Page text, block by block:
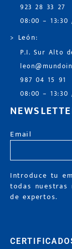
923 28 33 27
08:00 –
> León:
P.I. Sur Alto
987 04 15 91
08:00 –
Email
Introduce tu
todas nuestras
de expertos.